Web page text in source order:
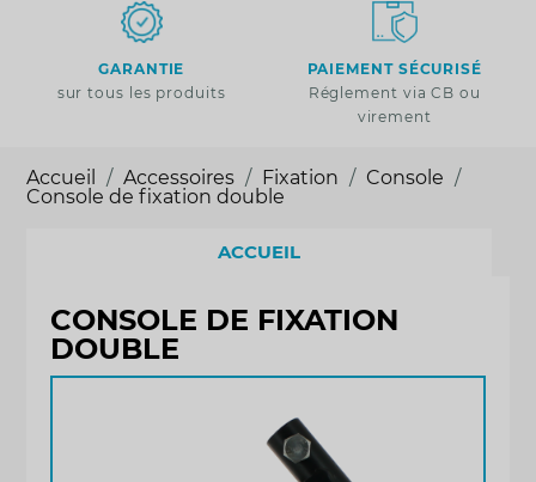
GARANTIE
sur tous les produits
PAIEMENT SÉCURISÉ
Réglement via CB ou
virement
Accueil Accessoires Fixation
Console
Console de fixation double
ACCUEIL
CONSOLE DE FIXATION
DOUBLE